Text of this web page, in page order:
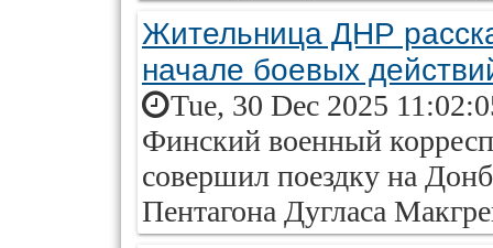
Жительница ДНР
начале боевых
Tue, 30 Dec 2025
Финский военный
совершил поездку на
Пентагона Дугласа